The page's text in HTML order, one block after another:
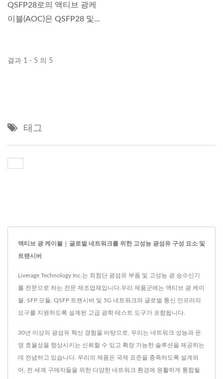
QSFP28로의 액티브 광케
이블(AOC)은 QSFP28 및
결과 1 - 5 의 5
태그
액티브 광 케이블 | 글로벌 네트워크를 위한 고성능 광섬유 구성 요소 및
트랜시버
Liverage Technology Inc.는 최첨단 광섬유 부품 및 고성능 광 송수신기
를 전문으로 하는 전문 제조업체입니다.우리 제품군에는 액티브 광 케이
블, SFP 모듈, QSFP 트랜시버 및 5G 네트워크와 글로벌 통신 인프라의
요구를 지원하도록 설계된 고급 광학 테스트 도구가 포함됩니다.
30년 이상의 광섬유 혁신 경험을 바탕으로, 우리는 네트워크 성능과 운
영 효율성을 향상시키는 신뢰할 수 있고 확장 가능한 솔루션을 제공하는
데 전념하고 있습니다. 우리의 제품은 국제 표준을 충족하도록 설계되
어, 전 세계 구매자들을 위한 다양한 네트워크 환경에 원활하게 통합될